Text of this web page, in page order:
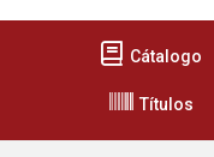
Cátalogo
Títulos